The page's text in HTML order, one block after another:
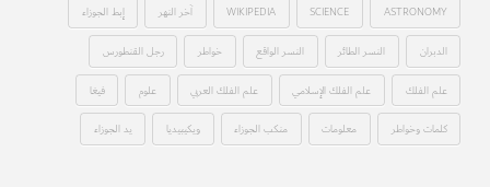
ASTRONOMY
SCIENCE
WIKIPEDIA آخر النهر إبط الجوزاء
الدبران النسر الطائر النسر الواقع خواطر رجل القنطورس
علم الفلك علم الفلك الإسلامي علم الفلك العربي علوم فيغا
كلمات وخواطر معلومات منكب الجوزاء ويكيبيديا يد الجوزاء